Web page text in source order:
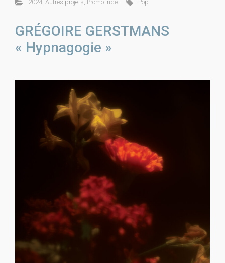
2024, Autres projets, Promo indé Pop
GRÉGOIRE GERSTMANS
« Hypnagogie »